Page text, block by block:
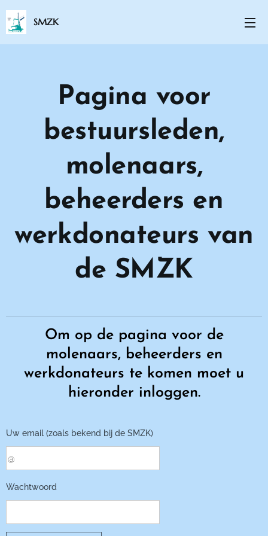
SMZK
Pagina voor
bestuursleden,
molenaars,
beheerders en
werkdonateurs van
de SMZK
Om op de pagina voor de
molenaars, beheerders en
werkdonateurs te komen moet u
hieronder inloggen.
Uw email (zoals bekend bij de SMZK)
Wachtwoord